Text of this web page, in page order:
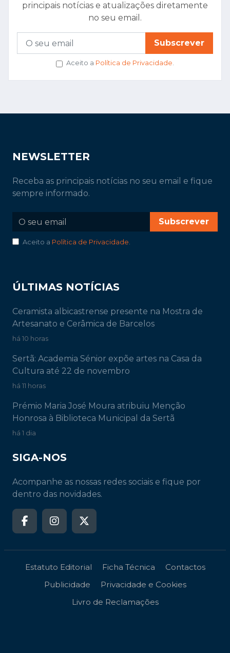
principais notícias e atualizações diretamente
no seu email.
Subscrever
Aceito a Política de Privacidade.
NEWSLETTER
Receba as principais notícias no seu email e fique
sempre informado.
Subscrever
Aceito a Política de Privacidade.
ÚLTIMAS NOTÍCIAS
Ceramista albicastrense presente na Mostra de
Artesanato e Cerâmica de Barcelos
há 10 horas
Sertã: Academia Sénior expõe artes na Casa da
Cultura até 22 de novembro
há 11 horas
Prémio Maria José Moura atribuiu Menção
Honrosa à Biblioteca Municipal da Sertã
há 1 dia
SIGA-NOS
Acompanhe as nossas redes sociais e fique por
dentro das novidades.
Estatuto Editorial Ficha Técnica
Contactos
Publicidade
Privacidade e Cookies
Livro de Reclamações